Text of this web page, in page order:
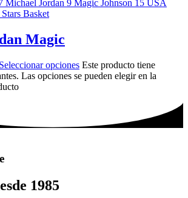
Magic
Seleccionar opciones Este producto tiene
Las opciones se pueden elegir en la
1985